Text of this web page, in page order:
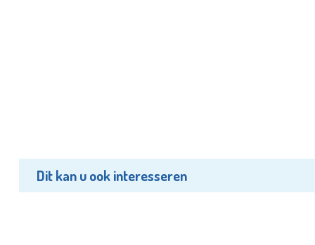
Dit kan u ook interesseren